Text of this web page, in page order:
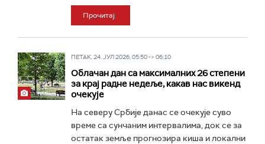
Прочитај
ПЕТАК, 24. ЈУЛ 2026, 05:50 -> 06:10
Облачан дан са максималних 26 степени
за крај радне недеље, какав нас викенд
очекује
На северу Србије данас се очекује суво
време са сунчаним интервалима, док се за
остатак земље прогнозира киша и локални